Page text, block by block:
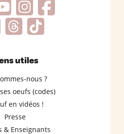
utiles
nous ?
oeufs (codes)
en vidéos !
Presse
& Enseignants